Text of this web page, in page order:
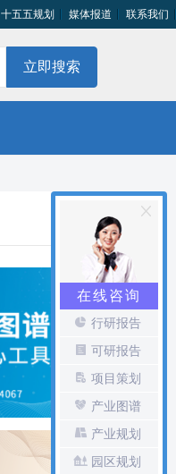
十五五规划 媒体报道 联系我们
立即搜索
在线咨询
行研报告
可研报告
项目策划
产业图谱
产业规划
园区规划